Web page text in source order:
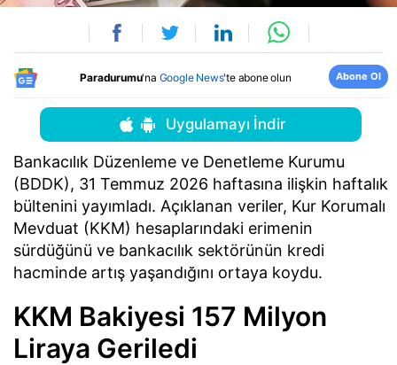
Paradurumu'na Google News'te abone olun Abone Ol
Uygulamayı İndir
Bankacılık Düzenleme ve Denetleme Kurumu
(BDDK), 31 Temmuz 2026 haftasına ilişkin haftalık
bültenini yayımladı. Açıklanan veriler, Kur Korumalı
Mevduat (KKM) hesaplarındaki erimenin
sürdüğünü ve bankacılık sektörünün kredi
hacminde artış yaşandığını ortaya koydu.
KKM Bakiyesi 157 Milyon
Liraya Geriledi